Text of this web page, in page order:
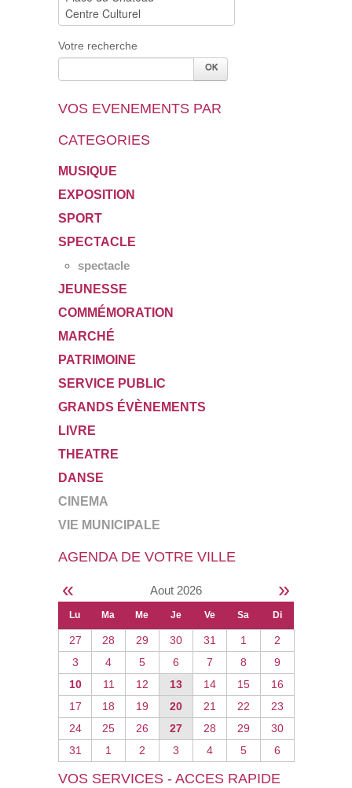
Votre recherche
VOS EVENEMENTS PAR
CATEGORIES
MUSIQUE
EXPOSITION
SPORT
SPECTACLE
spectacle
JEUNESSE
COMMÉMORATION
MARCHÉ
PATRIMOINE
SERVICE PUBLIC
GRANDS ÉVÈNEMENTS
LIVRE
THEATRE
DANSE
CINEMA
VIE MUNICIPALE
AGENDA DE VOTRE VILLE
« Aout 2026 »
Lu Ma Me Je Ve Sa Di
27 28 29 30 31 1
2
3
4 5 6 7 8
9
10
11 12 13 14 15
16
17
18 19 20 21 22
23
24
25 26 27 28 29
30
31
1 2 3 4 5 6
VOS SERVICES - ACCES RAPIDE